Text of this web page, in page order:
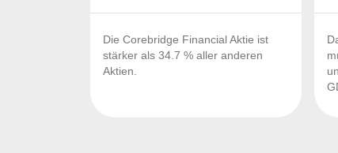
Die Corebridge Financial Aktie ist
stärker als 34.7 % aller anderen
Aktien.